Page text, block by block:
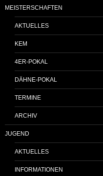
MEISTERSCHAFTEN
AKTUELLES
KEM
4ER-POKAL
DÄHNE-POKAL
TERMINE
ARCHIV
JUGEND
AKTUELLES
INFORMATIONEN